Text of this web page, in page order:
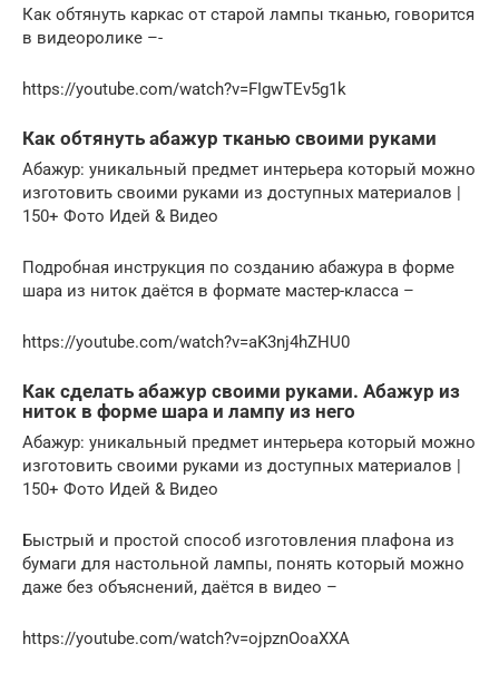
Как обтянуть каркас от старой лампы тканью, говорится
в видеоролике –-
https://youtube.com/watch?v=FIgwTEv5g1k
Как обтянуть абажур тканью своими руками
Абажур: уникальный предмет интерьера который можно
изготовить своими руками из доступных материалов |
150+ Фото Идей & Видео
Подробная инструкция по созданию абажура в форме
шара из ниток даётся в формате мастер-класса –
https://youtube.com/watch?v=aK3nj4hZHU0
Как сделать абажур своими руками. Абажур из
ниток в форме шара и лампу из него
Абажур: уникальный предмет интерьера который можно
изготовить своими руками из доступных материалов |
150+ Фото Идей & Видео
Быстрый и простой способ изготовления плафона из
бумаги для настольной лампы, понять который можно
даже без объяснений, даётся в видео –
https://youtube.com/watch?v=ojpznOoaXXA